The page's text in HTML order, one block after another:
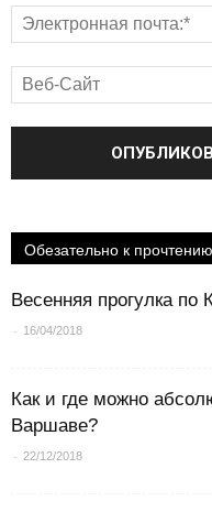
Обезательно к прочтению
Весенняя прогулка
- 16/04/2018
Как и где можно
Варшаве?
- 22/12/2018